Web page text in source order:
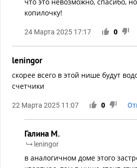
копилочку!
24 Марта 2025 17:17 0
leningor
скорее всего в этой нише будут
счетчики
22 Марта 2025 11:07 0
Галина М.
leningor
в аналогичном доме этого